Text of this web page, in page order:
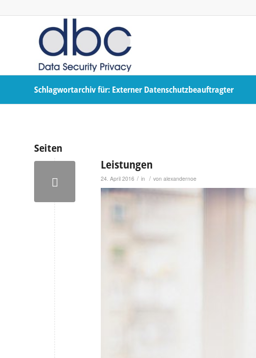
Schlagwortarchiv für: Externer Datenschutzbeauftragter
Seiten
Leistungen
24. April 2016 / in / von alexandernoe